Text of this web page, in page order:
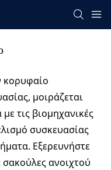
κορυφαίο
μοιράζεται
με τις βιομηχανικές
συσκευασίας
Εξερευνήστε
ανοιχτού